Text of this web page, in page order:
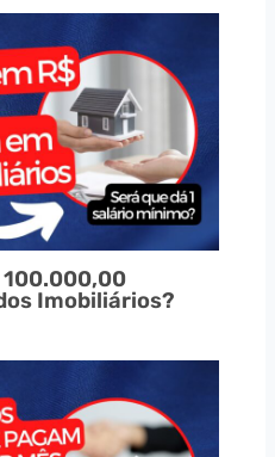
100.000,00
Imobiliários?